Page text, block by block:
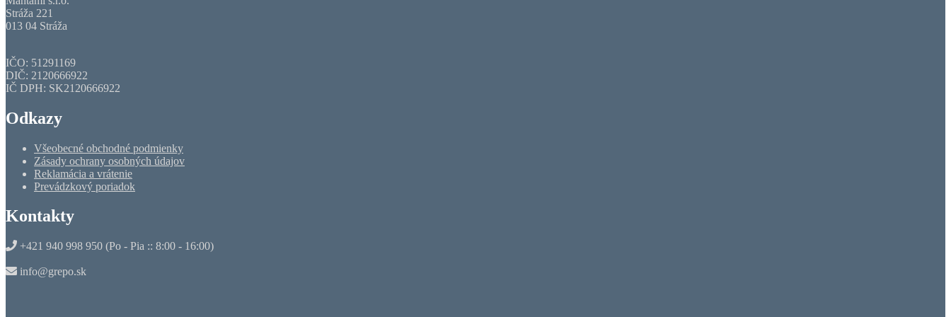
Stráža 221
013 04 Stráža
IČO: 51291169
DIČ: 2120666922
IČ DPH: SK2120666922
Odkazy
Všeobecné obchodné podmienky
Zásady ochrany osobných údajov
Reklamácia a vrátenie
Prevádzkový poriadok
Kontakty
+421 940 998 950 (Po - Pia :: 8:00 - 16:00)
info@grepo.sk